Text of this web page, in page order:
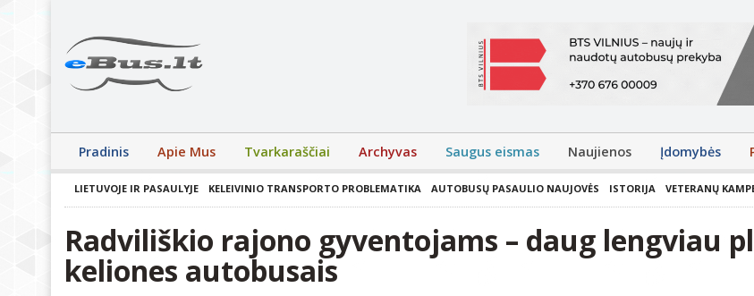
Pradinis Apie Mus Tvarkaraščiai Archyvas Saugus eismas Naujienos Įdomybės
LIETUVOJE IR PASAULYJE KELEIVINIO TRANSPORTO PROBLEMATIKA AUTOBUSŲ PASAULIO NAUJOVĖS ISTORIJA VETERANŲ
Radviliškio rajono gyventojams – daug lengviau
keliones autobusais